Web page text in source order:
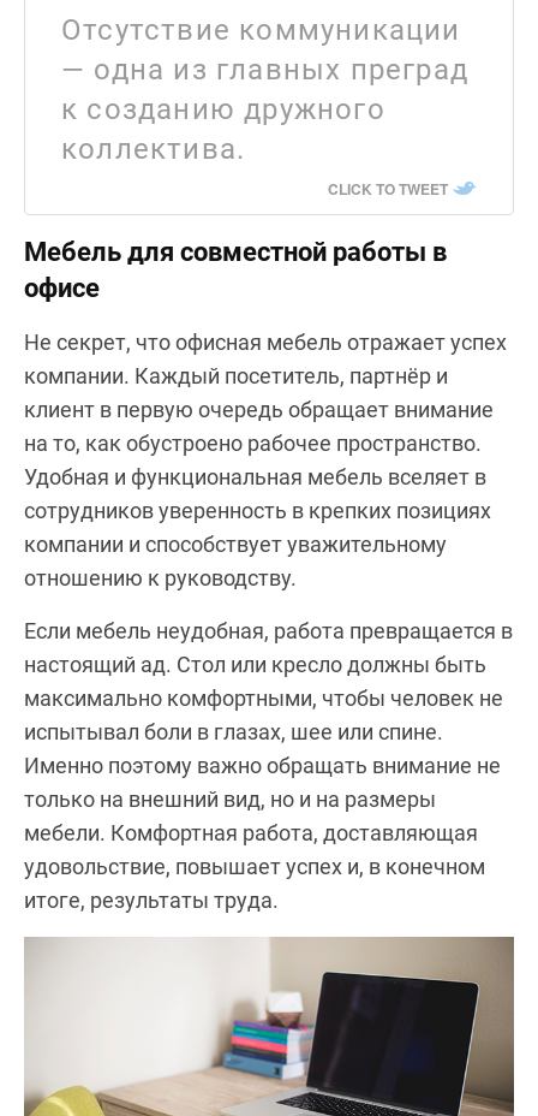
Отсутствие коммуникации
— одна из главных преград
к созданию дружного
коллектива.
CLICK TO TWEET
Мебель для совместной работы в
офисе
Не секрет, что офисная мебель отражает успех
компании. Каждый посетитель, партнёр и
клиент в первую очередь обращает внимание
на то, как обустроено рабочее пространство.
Удобная и функциональная мебель вселяет в
сотрудников уверенность в крепких позициях
компании и способствует уважительному
отношению к руководству.
Если мебель неудобная, работа превращается в
настоящий ад. Стол или кресло должны быть
максимально комфортными, чтобы человек не
испытывал боли в глазах, шее или спине.
Именно поэтому важно обращать внимание не
только на внешний вид, но и на размеры
мебели. Комфортная работа, доставляющая
удовольствие, повышает успех и, в конечном
итоге, результаты труда.